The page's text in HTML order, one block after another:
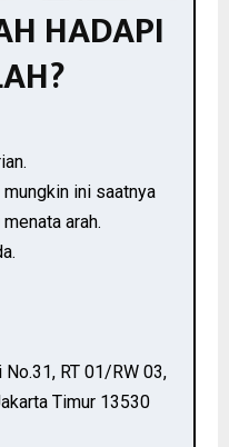
HADAPI
ini saatnya
arah.
RT 01/RW 03,
Timur 13530